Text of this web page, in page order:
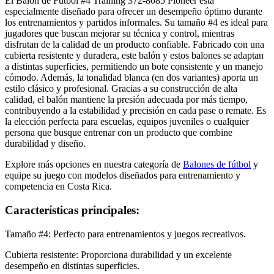
especialmente diseñado para ofrecer un desempeño óptimo durante
los entrenamientos y partidos informales. Su tamaño #4 es ideal para
jugadores que buscan mejorar su técnica y control, mientras
disfrutan de la calidad de un producto confiable. Fabricado con una
cubierta resistente y duradera, este balón y estos balones se adaptan
a distintas superficies, permitiendo un bote consistente y un manejo
cómodo. Además, la tonalidad blanca (en dos variantes) aporta un
estilo clásico y profesional. Gracias a su construcción de alta
calidad, el balón mantiene la presión adecuada por más tiempo,
contribuyendo a la estabilidad y precisión en cada pase o remate. Es
la elección perfecta para escuelas, equipos juveniles o cualquier
persona que busque entrenar con un producto que combine
durabilidad y diseño.
Explore más opciones en nuestra categoría de Balones de fútbol y
equipe su juego con modelos diseñados para entrenamiento y
competencia en Costa Rica.
Características principales:
Tamaño #4: Perfecto para entrenamientos y juegos recreativos.
Cubierta resistente: Proporciona durabilidad y un excelente
desempeño en distintas superficies.